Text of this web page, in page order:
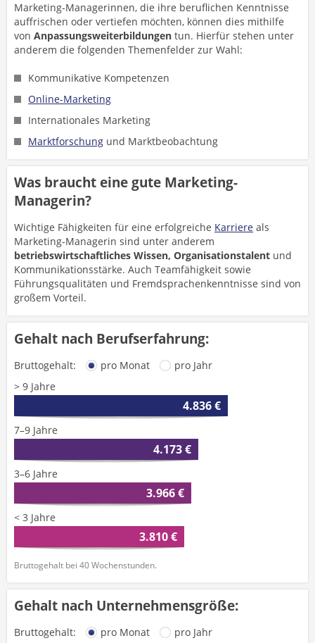
Marketing-Managerinnen, die ihre beruflichen Kenntnisse
auffrischen oder vertiefen möchten, können dies mithilfe
von Anpassungsweiterbildungen tun. Hierfür stehen unter
anderem die folgenden Themenfelder zur Wahl:
Kommunikative Kompetenzen
Online-Marketing
Internationales Marketing
Marktforschung und Marktbeobachtung
Was braucht eine gute Marketing-
Managerin?
Wichtige Fähigkeiten für eine erfolgreiche Karriere als
Marketing-Managerin sind unter anderem
betriebswirtschaftliches Wissen, Organisationstalent und
Kommunikationsstärke. Auch Teamfähigkeit sowie
Führungsqualitäten und Fremdsprachenkenntnisse sind von
großem Vorteil.
Gehalt nach Berufserfahrung:
Bruttogehalt: pro Monat
pro Jahr
> 9 Jahre
4.836 €
7–9 Jahre
4.173 €
3–6 Jahre
3.966 €
< 3 Jahre
3.810 €
Bruttogehalt bei 40 Wochenstunden.
Gehalt nach Unternehmensgröße:
Bruttogehalt: pro Monat pro Jahr